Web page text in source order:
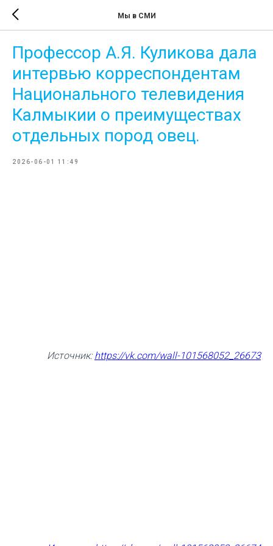
Мы в СМИ
Профессор А.Я. Куликова дала
интервью корреспондентам
Национального телевидения
Калмыкии о преимуществах
отдельных пород овец.
2026-06-01 11:49
Источник: https://vk.com/wall-101568052_26673